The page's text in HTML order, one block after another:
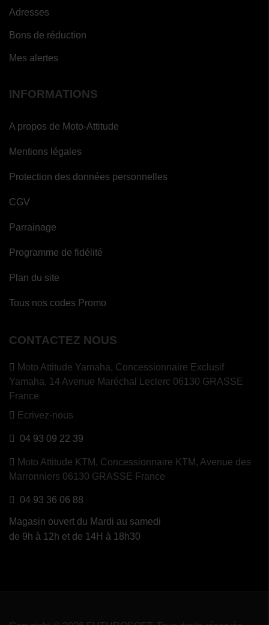
Adresses
Bons de réduction
Mes alertes
INFORMATIONS
A propos de Moto-Attitude
Mentions légales
Protection des données personnelles
CGV
Parrainage
Programme de fidélité
Plan du site
Tous nos codes Promo
CONTACTEZ NOUS
Moto Attitude Yamaha, Concessionnaire Exclusif
Yamaha, 14 Avenue Maréchal Leclerc 06130 GRASSE
France
Ecrivez-nous
04 93 09 22 39
Moto Attitude KTM, Concessionnaire KTM, Avenue des
Marronniers 06130 GRASSE France
04 93 36 06 88
Magasin ouvert du Mardi au samedi
de 9h à 12h et de 14H à 18h30